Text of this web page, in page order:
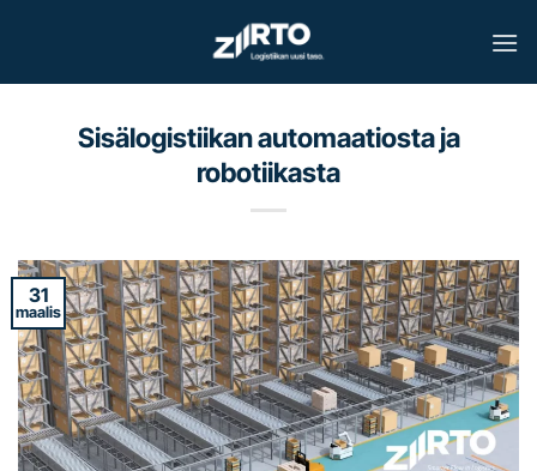
Sisälogistiikan automaatiosta ja
robotiikasta
31
maalis